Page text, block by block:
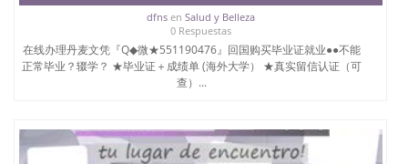
dfnsen Salud y Belleza
0 Respuestas
在线办理丹麦文凭『Q◆微★551190476』回国购买毕业证就业●●不能
正常毕业？辍学？ ★毕业证＋成绩单 (海外大学） ★真实留信认证（可
查）...